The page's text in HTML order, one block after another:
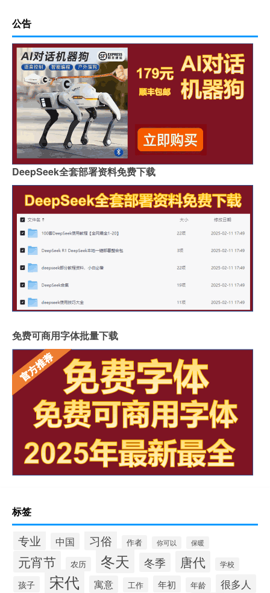
公告
DeepSeek全套部署资料免费下载
免费可商用字体批量下载
标签
专业 中国 习俗 作者 你可以 保暖
元宵节 农历 冬天 冬季 唐代 学校
孩子 宋代 寓意 工作 年初 年龄 很多人